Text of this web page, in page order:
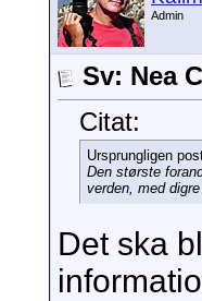
Admin
Sv: Nea
Citat:
Ursprungligen
Den største
verden, med
Det ska